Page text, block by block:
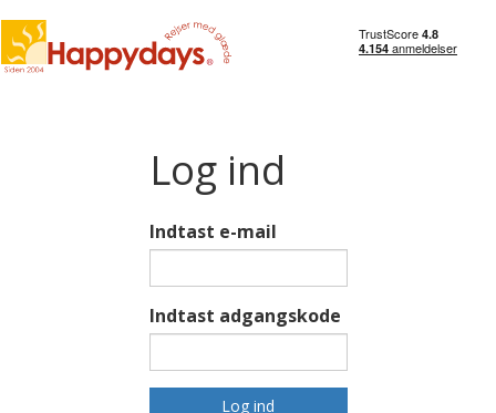
Log ind
Indtast e-mail
Indtast adgangskode
Log ind